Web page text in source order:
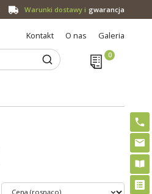
Warunki dostawy i gwarancja
Kontakt O nas Galeria